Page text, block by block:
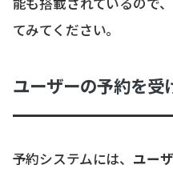
てみてください。
ユーザーの予約を受
予約システムには、 ユー